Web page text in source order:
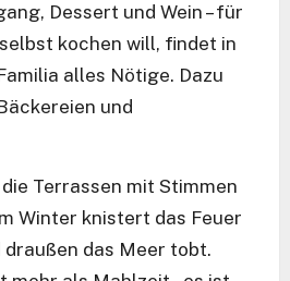
Dessert und Wein – für
selbst kochen will, findet in
alles Nötige. Dazu
und
Terrassen mit Stimmen
Winter knistert das Feuer
draußen das Meer tobt.